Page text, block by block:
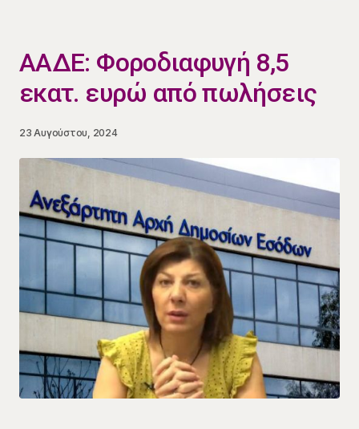
ΑΑΔΕ: Φοροδιαφυγή 8,5
εκατ. ευρώ από πωλήσεις
23 Αυγούστου, 2024